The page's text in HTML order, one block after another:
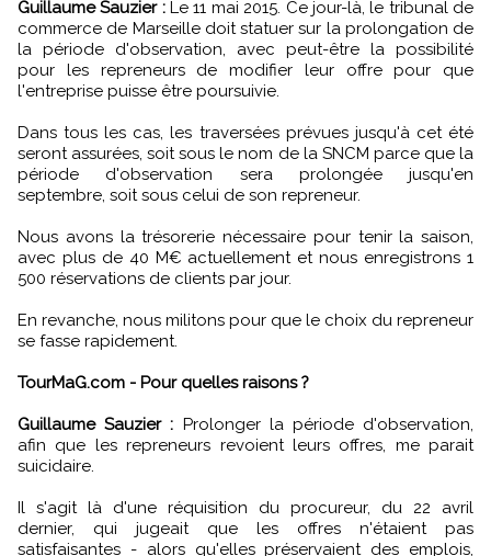
Guillaume Sauzier :Le 11 mai 2015. Ce jour-là, le tribunal de
commerce de Marseille doit statuer sur la prolongation de
la période d'observation, avec peut-être la possibilité
pour les repreneurs de modifier leur offre pour que
l'entreprise puisse être poursuivie.
Dans tous les cas, les traversées prévues jusqu'à cet été
seront assurées, soit sous le nom de la SNCM parce que la
période d'observation sera prolongée jusqu'en
septembre, soit sous celui de son repreneur.
Nous avons la trésorerie nécessaire pour tenir la saison,
avec plus de 40 M€ actuellement et nous enregistrons 1
500 réservations de clients par jour.
En revanche, nous militons pour que le choix du repreneur
se fasse rapidement.
TourMaG.com - Pour quelles raisons ?
Guillaume Sauzier : Prolonger la période d'observation,
afin que les repreneurs revoient leurs offres, me parait
suicidaire.
Il s'agit là d'une réquisition du procureur, du 22 avril
dernier, qui jugeait que les offres n'étaient pas
satisfaisantes - alors qu'elles préservaient des emplois,